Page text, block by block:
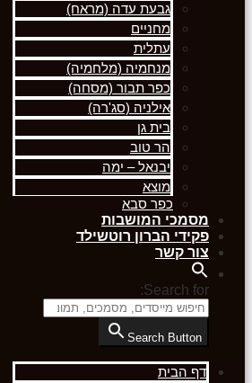
גבעת עדה (מראח)
מחניים
עתלית
מנחמיה (מלחמיה)
כפר תבור (מסחה)
אילניה (סג'רה)
בית גן
הר טוב
יבנאל – ימה
מוצא
כפר סבא
מסמכי המושבות
פקידי הברון רוטשילד
צור קשר
Search for:
Search Button
דף הבית